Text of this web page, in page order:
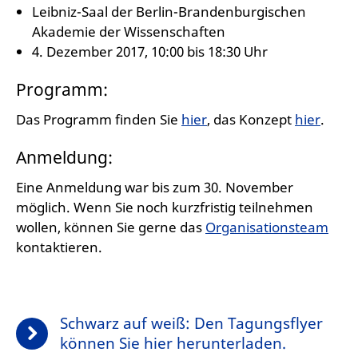
Leibniz-Saal der Berlin-Brandenburgischen
Akademie der Wissenschaften
4. Dezember 2017, 10:00 bis 18:30 Uhr
Programm:
Das Programm finden Sie hier, das Konzept hier.
Anmeldung:
Eine Anmeldung war bis zum 30. November
möglich. Wenn Sie noch kurzfristig teilnehmen
wollen, können Sie gerne das Organisationsteam
kontaktieren.
Schwarz auf weiß: Den Tagungsflyer
können Sie hier herunterladen.